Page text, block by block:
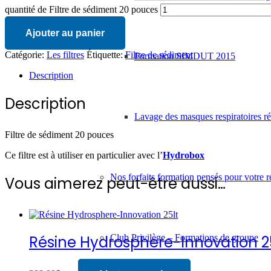
Formation SIMDUT 2015
Lavage des masques respiratoires
Nos forfaits formation pensés pour votre
Club Privilège – Formations de groupe
quantité de Filtre de sédiment 20 pouces
Ajouter au panier
Catégorie: Les filtres Étiquette:Filtre de sédiment
Description
Description
Filtre de sédiment 20 pouces
Ce filtre est à utiliser en particulier avec l’Hydrobox
Vous aimerez peut-être aussi…
Résine Hydrosphere-Innovation